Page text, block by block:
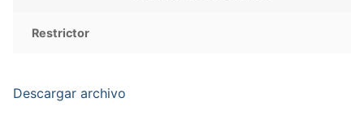
Restrictor
Descargar archivo